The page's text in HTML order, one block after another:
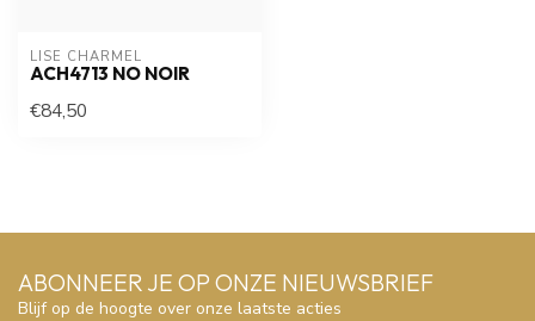
LISE CHARMEL
ACH4713 NO NOIR
€84,50
ABONNEER JE OP ONZE NIEUWSBRIEF
Blijf op de hoogte over onze laatste acties